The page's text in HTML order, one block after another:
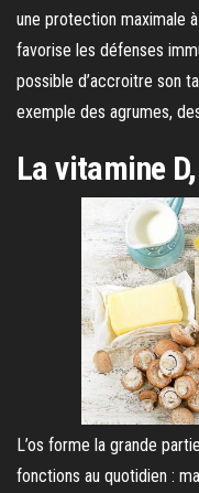
une protection maximale
favorise les défenses
possible d’accroitre son
exemple des agrumes,
La vitamine
L’os forme la grande
fonctions au quotidien :